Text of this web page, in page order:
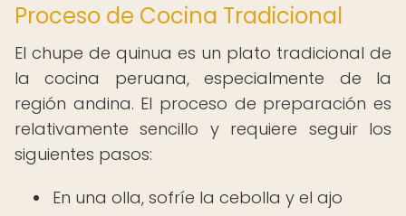
Proceso de Cocina Tradicional
El chupe de quinua es un plato tradicional de
la cocina peruana, especialmente de la
región andina. El proceso de preparación es
relativamente sencillo y requiere seguir los
siguientes pasos:
En una olla, sofríe la cebolla y el ajo